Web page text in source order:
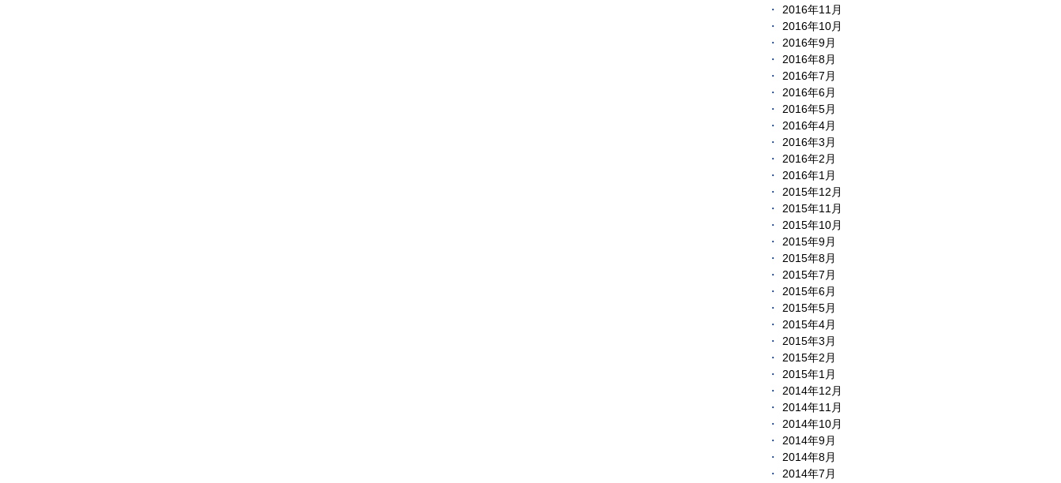
2016年11月
2016年10月
2016年9月
2016年8月
2016年7月
2016年6月
2016年5月
2016年4月
2016年3月
2016年2月
2016年1月
2015年12月
2015年11月
2015年10月
2015年9月
2015年8月
2015年7月
2015年6月
2015年5月
2015年4月
2015年3月
2015年2月
2015年1月
2014年12月
2014年11月
2014年10月
2014年9月
2014年8月
2014年7月